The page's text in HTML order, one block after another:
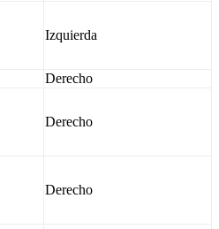
Izquierda
Derecho
Derecho
Derecho